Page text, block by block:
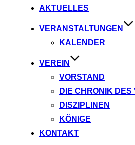
springen
AKTUELLES
VERANSTALTUNGEN
KALENDER
VEREIN
VORSTAND
DIE CHRONIK DES
DISZIPLINEN
KÖNIGE
KONTAKT